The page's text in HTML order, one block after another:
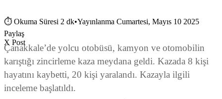
⏱ Okuma Süresi 2 dk•Yayınlanma Cumartesi, Mayıs 10 2025
Paylaş
X Post
Çanakkale’de yolcu otobüsü, kamyon ve otomobilin
karıştığı zincirleme kaza meydana geldi. Kazada 8 kişi
hayatını kaybetti, 20 kişi yaralandı. Kazayla ilgili
inceleme başlatıldı.